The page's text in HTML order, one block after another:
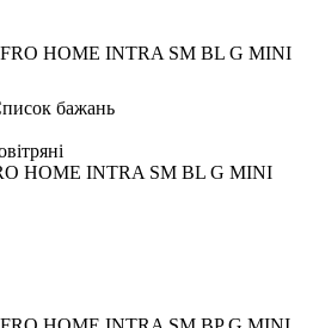
бажань
INTRA SM BL G MINI